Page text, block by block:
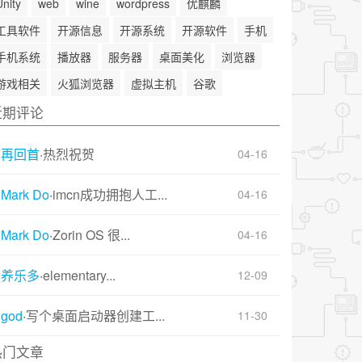
web wine wordpress
优麒麟
具软件
开源信息 开源系统 开源软件
手机
机系统
播放器 服务器 桌面美化
浏览器
戏相关
火狐浏览器 虚拟主机 谷歌
评论
再回首·热烈祝贺 04-16
Mark Do·imcn成功拥抱人工... 04-16
Mark Do·Zorin OS 很... 04-16
养乐多·elementary... 12-09
god·写个桌面启动器创建工... 11-30
文章